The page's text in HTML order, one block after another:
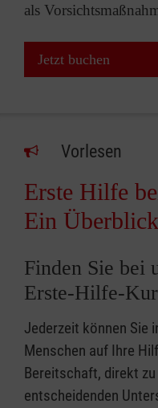
als
Jetzt buchen
Vorlesen
Erste Hilfe
Ein Überblick
Finden Sie bei
Erste-Hilfe-
Jederzeit können Sie
Menschen auf Ihre
Bereitschaft, direkt
entscheidenden